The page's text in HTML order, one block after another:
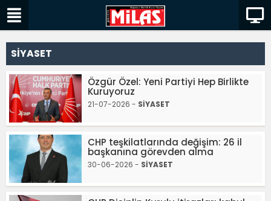
SİYASET
Özgür Özel: Yeni Partiyi Hep Birlikte
Kuruyoruz
21-07-2026 - SİYASET
CHP teşkilatlarında değişim: 26 il
başkanına görevden alma
30-06-2026 - SİYASET